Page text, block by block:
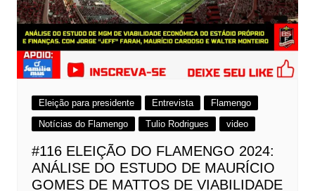
Eleição para presidente Entrevista
Flamengo
Notícias do Flamengo
Tulio Rodrigues video
#116 ELEIÇÃO DO FLAMENGO 2024:
ANÁLISE DO ESTUDO DE MAURÍCIO
GOMES DE MATTOS DE VIABILIDADE